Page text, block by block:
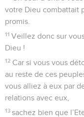
votre Dieu combattait
promis.
11 Veillez donc sur
Dieu !
12 Car si vous vous
au reste de ces
vous alliez à eux par
relations avec eux,
13 sachez bien que